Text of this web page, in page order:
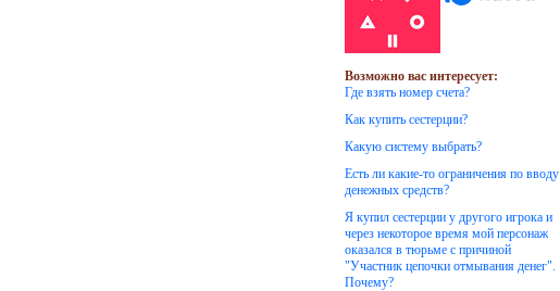
Возможно вас интересует:
Где взять номер счета?
Как купить сестерции?
Какую систему выбрать?
Есть ли какие-то ограничения по вводу
денежных средств?
Я купил сестерции у другого игрока и
через некоторое время мой персонаж
оказался в тюрьме с причиной
"Участник цепочки отмывания денег".
Почему?